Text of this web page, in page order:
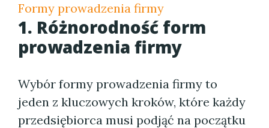
Formy prowadzenia firmy
1. Różnorodność form
prowadzenia firmy
Wybór formy prowadzenia firmy to
jeden z kluczowych kroków, które każdy
przedsiębiorca musi podjąć na początku